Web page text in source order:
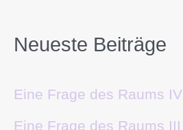
Neueste Beiträge
Eine Frage des Raums IV
Eine Frage des Raums III